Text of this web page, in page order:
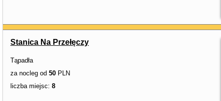
Stanica Na Przełęczy
Tąpadła
za nocleg od 50 PLN
liczba miejsc: 8